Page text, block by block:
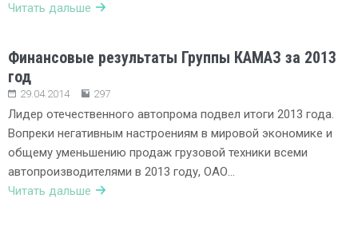
Читать дальше
Финансовые результаты Группы КАМАЗ за 2013
год
29.04.2014 297
Лидер отечественного автопрома подвел итоги 2013 года.
Вопреки негативным настроениям в мировой экономике и
общему уменьшению продаж грузовой техники всеми
автопроизводителями в 2013 году, ОАО…
Читать дальше